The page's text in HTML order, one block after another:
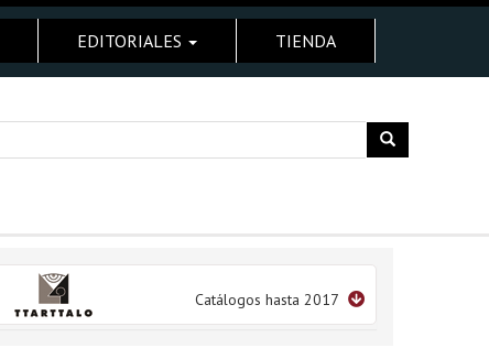
EDITORIALES TIENDA
Catálogos hasta 2017